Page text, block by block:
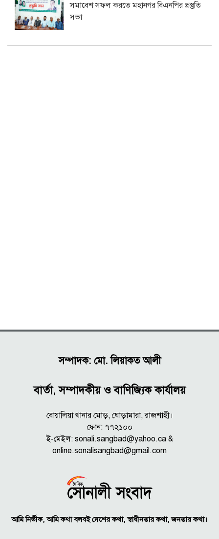
সমাবেশ সফল করতে মহানগর বিএনপির প্রস্তুতি
সভা
সম্পাদক: মো. লিয়াকত আলী
বার্তা, সম্পাদকীয় ও বাণিজ্যিক কার্যালয়
বোয়ালিয়া থানার মোড়, ঘোড়ামারা, রাজশাহী।
ফোন: ৭৭২১০০
ই-মেইল: sonali.sangbad@yahoo.ca &
online.sonalisangbad@gmail.com
আমি নির্ভীক, আমি কথা বলবই দেশের কথা, স্বাধীনতার কথা, জনতার কথা।